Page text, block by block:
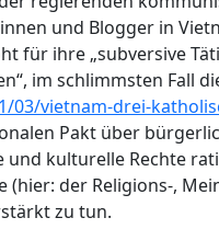
und Blogger in
für ihre „subversive
im schlimmsten Fall
03/vietnam-drei-
Pakt über
kulturelle Rechte
der Religions-,
zu tun.